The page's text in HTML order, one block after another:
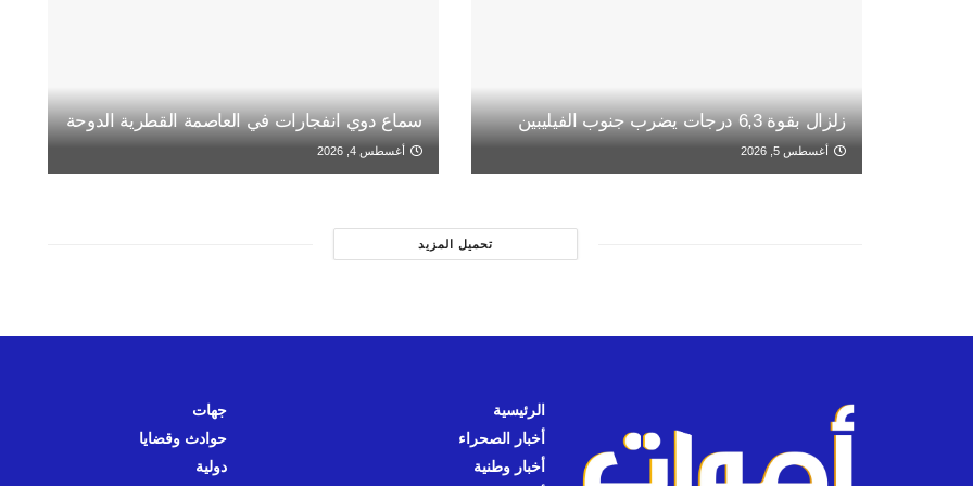
زلزال بقوة 6,3 درجات يضرب جنوب الفيليبين
أغسطس 5, 2026
سماع دوي انفجارات في العاصمة القطرية الدوحة
أغسطس 4, 2026
تحميل المزيد
الرئيسية
أخبار الصحراء
أخبار وطنية
جهات
حوادث وقضايا
دولية